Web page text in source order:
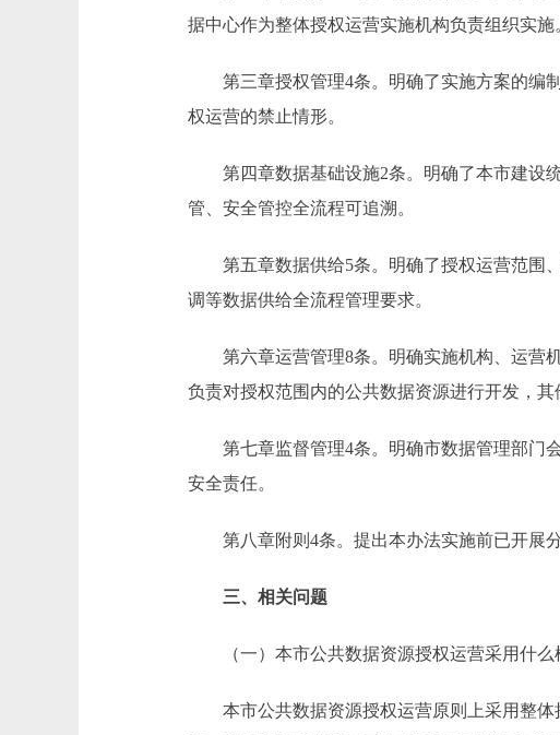
据中心作为整体授权运营实施机构负责组织实施
第三章授权管理4条。明确了实施方案的编制
权运营的禁止情形。
第四章数据基础设施2条。明确了本市建设统
管、安全管控全流程可追溯。
第五章数据供给5条。明确了授权运营范围、
调等数据供给全流程管理要求。
第六章运营管理8条。明确实施机构、运营机
负责对授权范围内的公共数据资源进行开发，
第七章监督管理4条。明确市数据管理部门会
安全责任。
第八章附则4条。提出本办法实施前已开展分
三、相关问题
（一）本市公共数据资源授权运营采用什么
本市公共数据资源授权运营原则上采用整体